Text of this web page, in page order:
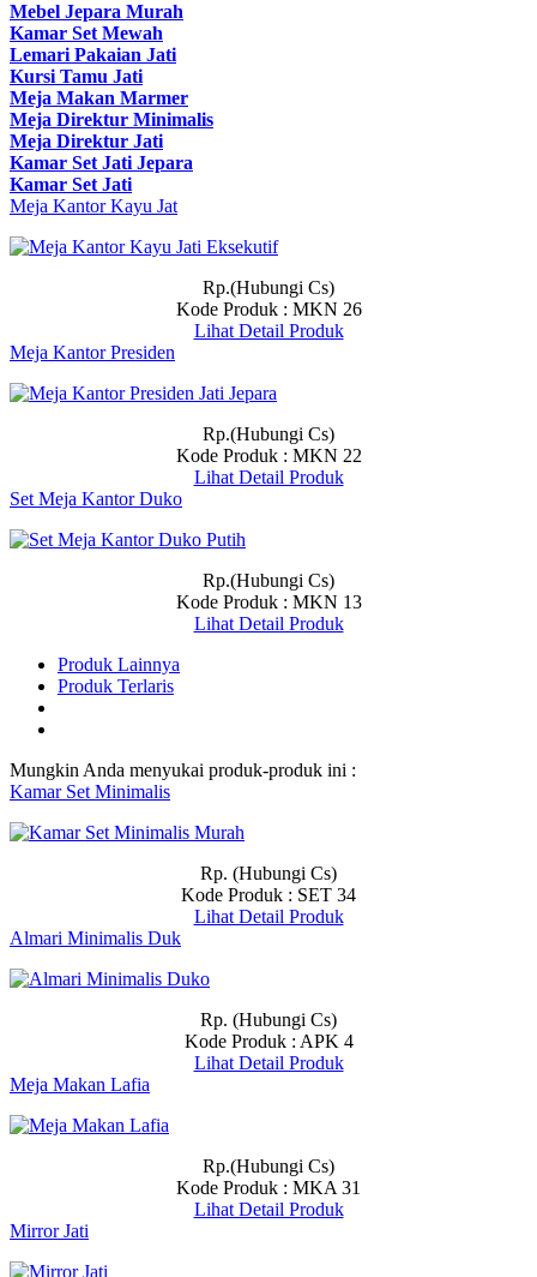
Mebel Jepara Murah
Kamar Set Mewah
Lemari Pakaian Jati
Kursi Tamu Jati
Meja Makan Marmer
Meja Direktur Minimalis
Meja Direktur Jati
Kamar Set Jati Jepara
Kamar Set Jati
Meja Kantor Kayu Jat
Rp.(Hubungi Cs)
Kode Produk : MKN 26
Lihat Detail Produk
Meja Kantor Presiden
Rp.(Hubungi Cs)
Kode Produk : MKN 22
Lihat Detail Produk
Set Meja Kantor Duko
Rp.(Hubungi Cs)
Kode Produk : MKN 13
Lihat Detail Produk
Produk Lainnya
Produk Terlaris
Mungkin Anda menyukai produk-produk ini :
Kamar Set Minimalis
Rp. (Hubungi Cs)
Kode Produk : SET 34
Lihat Detail Produk
Almari Minimalis Duk
Rp. (Hubungi Cs)
Kode Produk : APK 4
Lihat Detail Produk
Meja Makan Lafia
Rp.(Hubungi Cs)
Kode Produk : MKA 31
Lihat Detail Produk
Mirror Jati